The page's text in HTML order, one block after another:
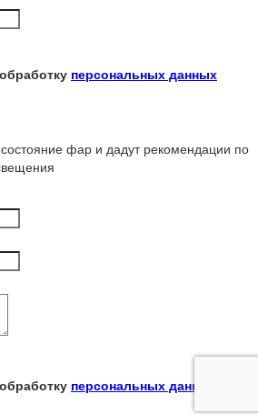
персональных данных
фар и дадут рекомендации по
персональных данных